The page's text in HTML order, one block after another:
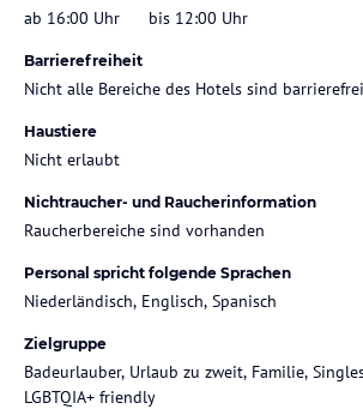
ab 16:00 Uhr bis 12:00 Uhr
Barrierefreiheit
Nicht alle Bereiche des Hotels sind
Haustiere
Nicht erlaubt
Nichtraucher- und Raucherinformation
Raucherbereiche sind vorhanden
Personal spricht folgende Sprachen
Niederländisch, Englisch, Spanisch
Zielgruppe
Badeurlauber, Urlaub zu zweit, Familie,
LGBTQIA+ friendly